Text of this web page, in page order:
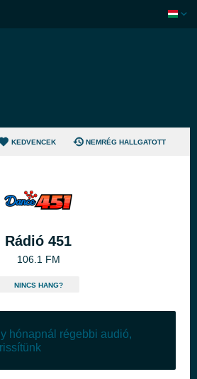
KEDVENCEK NEMRÉG HALLGATOTT
Rádió 451
106.1 FM
NINCS HANG?
hónapnál régebbi audió,